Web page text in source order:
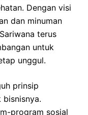
Dengan visi
dan minuman
terus
untuk
unggul.
prinsip
bisnisnya.
program sosial